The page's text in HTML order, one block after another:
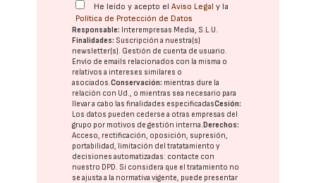
He leído y acepto elAviso Legal y la
Política de Protección de Datos
Responsable: Interempresas Media, S.L.U.
Finalidades: Suscripción a nuestra(s)
newsletter(s). Gestión de cuenta de usuario.
Envío de emails relacionados con la misma o
relativos a intereses similares o
asociados.Conservación: mientras dure la
relación con Ud., o mientras sea necesario para
llevar a cabo las finalidades especificadasCesión:
Los datos pueden cederse a otras empresas del
grupo por motivos de gestión interna.Derechos:
Acceso, rectificación, oposición, supresión,
portabilidad, limitación del tratatamiento y
decisiones automatizadas: contacte con
nuestro DPD. Si considera que el tratamiento no
se ajusta a la normativa vigente, puede presentar